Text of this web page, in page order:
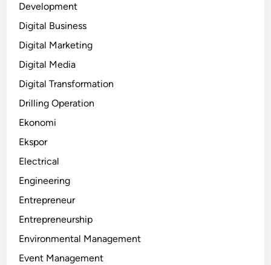
Development
Digital Business
Digital Marketing
Digital Media
Digital Transformation
Drilling Operation
Ekonomi
Ekspor
Electrical
Engineering
Entrepreneur
Entrepreneurship
Environmental Management
Event Management